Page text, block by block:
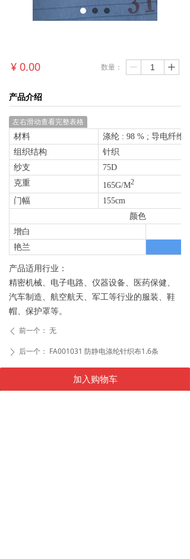
产品介绍
左右滑动查看完整表格
材料
涤纶 : 98 % ; 导电纤维 :
组织结构
针织
纱支
75D
克重
165G/M2
门幅
155cm
颜色
增白
艳兰
产品适用行业：
精密机械、电子电路、仪器设备、医药保健、
汽车制造、航空航天、军工等行业的服装、鞋
帽、保护罩等。
加入购物车
数量： ꄷ ꄸ
¥ 0.00
ꄴ 前一个： 无
ꄲ 后一个： FA001031 防静电涤纶针织布1.6条
끀
友情链接 产品大全 끀